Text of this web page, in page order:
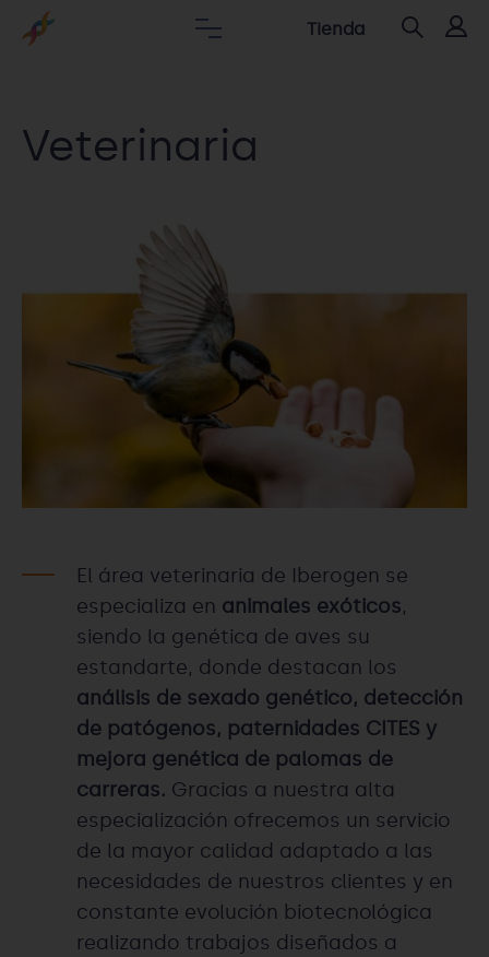
Tienda
Veterinaria
El área veterinaria de Iberogen se
especializa en animales exóticos,
siendo la genética de aves su
estandarte, donde destacan los
análisis de sexado genético, detección
de patógenos, paternidades CITES y
mejora genética de palomas de
carreras. Gracias a nuestra alta
especialización ofrecemos un servicio
de la mayor calidad adaptado a las
necesidades de nuestros clientes y en
constante evolución biotecnológica
realizando trabajos diseñados a